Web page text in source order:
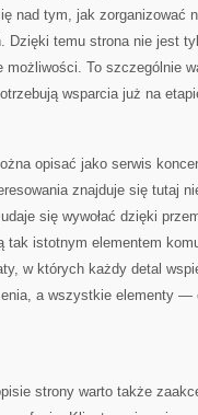
nad tym, jak zorganizować
Dzięki temu strona nie jest
możliwości. To szczególnie
wsparcia już na
opisać jako serwis
znajduje się tutaj
się wywołać dzięki
tak istotnym elementem
w których każdy detal
a wszystkie elementy
strony warto także